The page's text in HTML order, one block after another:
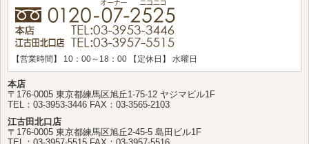
【営業時間】 10：00～18：00 【定休日】 水曜日
本店
〒176-0005 東京都練馬区旭丘1-75-12 ヤジマビル1F
TEL：03-3953-3446 FAX：03-3565-2103
江古田北口店
〒176-0005 東京都練馬区旭丘2-45-5 島田ビル1F